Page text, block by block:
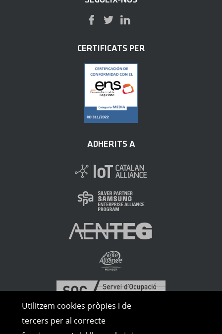
Utilitzem cookies pròpies i de
tercers per al correcte
CERTIFICATS PER
ADHERITS A